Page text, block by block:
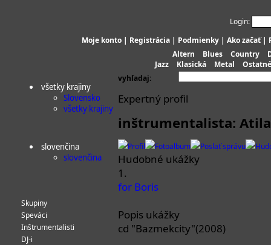
Login:
Moje konto | Registrácia | Podmienky | Ako začať|
Altern
Blues Country
Jazz
Klasická Metal
Ostatné
vyhľadaj:
všetky krajiny
Slovensko
všetky krajiny
slovenčina
slovenčina
Skupiny
Speváci
Inštrumentalisti
DJ-i
Expertný profil
inštrumentalista:
Profil Fotoalbum Poslať správu
Hudobné ukážky
1.
for Boris
Popis ukážky
cd "Bazmekcity"(2008)